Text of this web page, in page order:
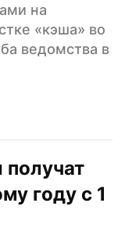
на
«кэша» во
ведомства в
году с 1